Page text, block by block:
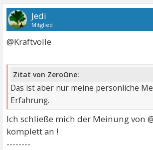
Jedi
Mitglied
@Kraftvolle
Zitat von ZeroOne:
Das ist aber nur meine persönliche
Erfahrung.
Ich schließe mich der Meinung von
komplett an !
--------